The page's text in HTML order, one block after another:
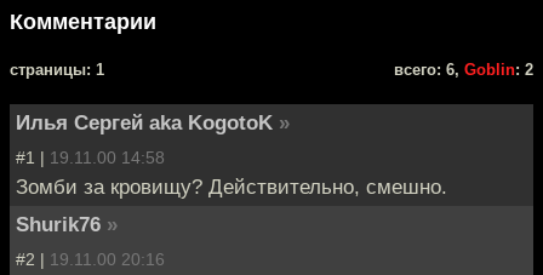
Комментарии
cтраницы: 1 всего: 6, Goblin: 2
Илья Сергей aka KogotoK »
#1 | 19.11.00 14:58
Зомби за кровищу? Действительно, смешно.
Shurik76 »
#2 | 19.11.00 20:16